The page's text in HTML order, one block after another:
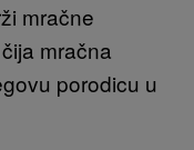
mračne
mračna
porodicu u